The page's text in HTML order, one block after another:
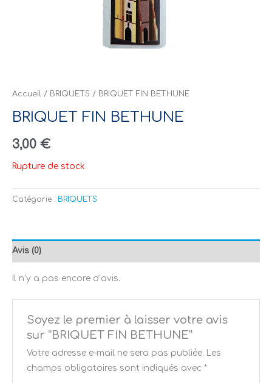
Accueil / BRIQUETS / BRIQUET FIN BETHUNE
BRIQUET FIN BETHUNE
3,00 €
Rupture de stock
Catégorie : BRIQUETS
Avis (0)
Il n’y a pas encore d’avis.
Soyez le premier à laisser votre avis
sur “BRIQUET FIN BETHUNE”
Votre adresse e-mail ne sera pas publiée.
Les
champs obligatoires sont indiqués avec *